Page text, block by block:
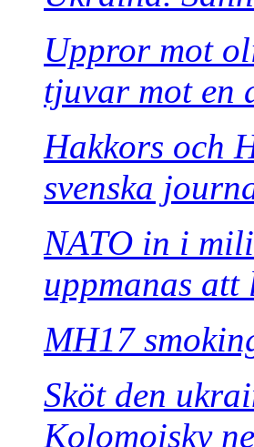
Uppror mot
tjuvar mot en
Hakkors och
svenska
NATO in i
uppmanas att
MH17
Sköt den
Kolomoisky